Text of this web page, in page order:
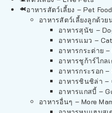
อาหารสัตว์เลี้ยง – Pet Food
อาหารสัตว์เลี้ยงลูกด้วย
อาหารสุนัข –
อาหารแมว –
อาหารกระต่าย –
อาหารชูก้าร์ไกล
อาหารกระรอก –
อาหารชินชิล่า –
อาหารแกสบี้ –
อาหารอื่นๆ – More